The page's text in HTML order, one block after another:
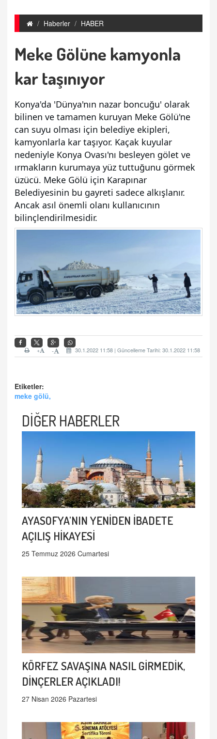
Haberler HABER
Meke Gölüne kamyonla
kar taşınıyor
Konya'da 'Dünya'nın nazar boncuğu' olarak
bilinen ve tamamen kuruyan Meke Gölü'ne
can suyu olması için belediye ekipleri,
kamyonlarla kar taşıyor. Kaçak kuyular
nedeniyle Konya Ovası'nı besleyen gölet ve
ırmakların kurumaya yüz tuttuğunu görmek
üzücü. Meke Gölü için Karapınar
Belediyesinin bu gayreti sadece alkışlanır.
Ancak asıl önemli olanı kullanıcının
bilinçlendirilmesidir.
30.1.2022 11:58 | Güncelleme Tarihi: 30.1.2022 11:58
-
+
Etiketler:
meke gölü,
DİĞER HABERLER
AYASOFYA'NIN YENİDEN İBADETE
AÇILIŞ HİKAYESİ
25 Temmuz 2026 Cumartesi
KÖRFEZ SAVAŞINA NASIL GİRMEDİK,
DİNÇERLER AÇIKLADI!
27 Nisan 2026 Pazartesi